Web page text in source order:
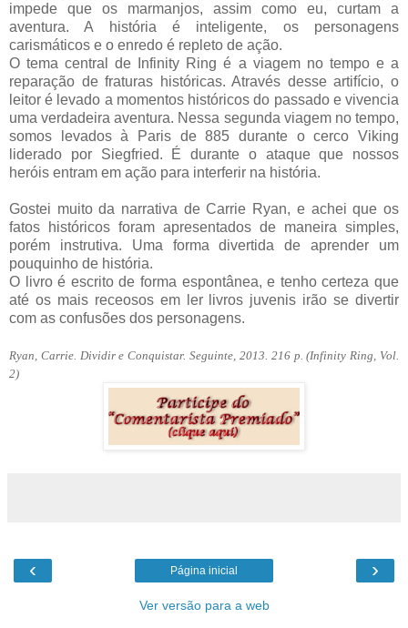
impede que os marmanjos, assim como eu, curtam a
aventura. A história é inteligente, os personagens
carismáticos e o enredo é repleto de ação.
O tema central de Infinity Ring é a viagem no tempo e a
reparação de fraturas históricas. Através desse artifício, o
leitor é levado a momentos históricos do passado e vivencia
uma verdadeira aventura. Nessa segunda viagem no tempo,
somos levados à Paris de 885 durante o cerco Viking
liderado por Siegfried. É durante o ataque que nossos
heróis entram em ação para interferir na história.
Gostei muito da narrativa de Carrie Ryan, e achei que os
fatos históricos foram apresentados de maneira simples,
porém instrutiva. Uma forma divertida de aprender um
pouquinho de história.
O livro é escrito de forma espontânea, e tenho certeza que
até os mais receosos em ler livros juvenis irão se divertir
com as confusões dos personagens.
Ryan, Carrie. Dividir e Conquistar. Seguinte, 2013. 216 p. (Infinity Ring, Vol.
2)
‹ ›
Página inicial
Ver versão para a web